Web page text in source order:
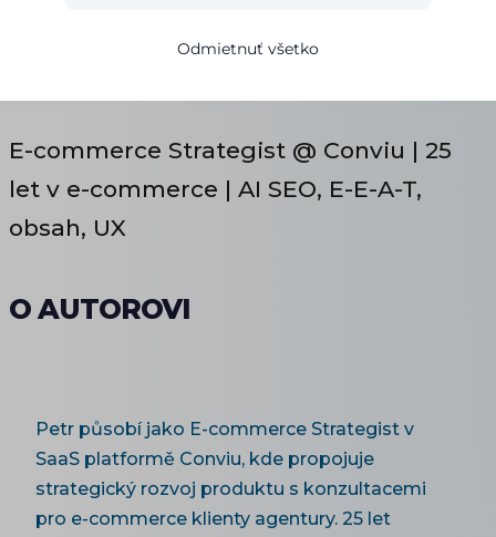
E-commerce Strategist @ Conviu | 25
let v e-commerce | AI SEO, E-E-A-T,
obsah, UX
O AUTOROVI
Petr působí jako E-commerce Strategist v
SaaS platformě Conviu, kde propojuje
strategický rozvoj produktu s konzultacemi
pro e-commerce klienty agentury. 25 let
Odmietnuť všetko